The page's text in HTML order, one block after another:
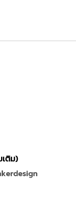
ติม)